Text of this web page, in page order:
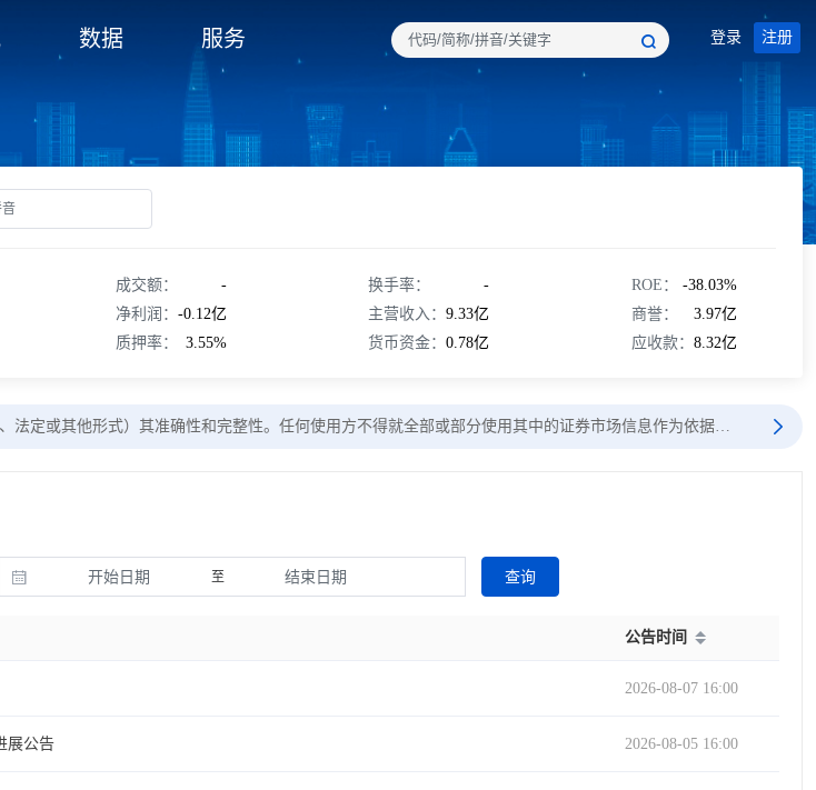
数据 服务 登录 注册
成交额：
-
净利润： -0.12亿
质押率：
3.55%
换手率：
-
主营收入：9.33亿
货币资金：0.78亿
ROE：
-38.03%
商誉：
3.97亿
应收款： 8.32亿
法定或其他形式）其准确性和完整性。任何使用方不得就全部或部分使用其中的证券市场信息作为依据…
至 查询
公告时间
2026-08-07 16:00
展公告 2026-08-05 16:00